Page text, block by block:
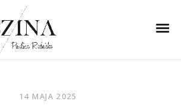
14 MAJA 2025